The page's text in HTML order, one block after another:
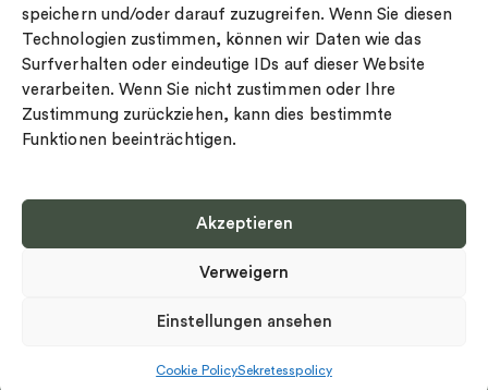
speichern und/oder darauf zuzugreifen. Wenn Sie diesen
Technologien zustimmen, können wir Daten wie das
Surfverhalten oder eindeutige IDs auf dieser Website
verarbeiten. Wenn Sie nicht zustimmen oder Ihre
Zustimmung zurückziehen, kann dies bestimmte
Funktionen beeinträchtigen.
Akzeptieren
Verweigern
Einstellungen ansehen
Cookie PolicySekretesspolicy
Widerrufsrecht
Cookie-policy
Sekretesspolicy
Select country
Datenschutz-Bestimmungen
Urheberrecht 2026 Nordic Spectra Alle Rechte vorbehalten